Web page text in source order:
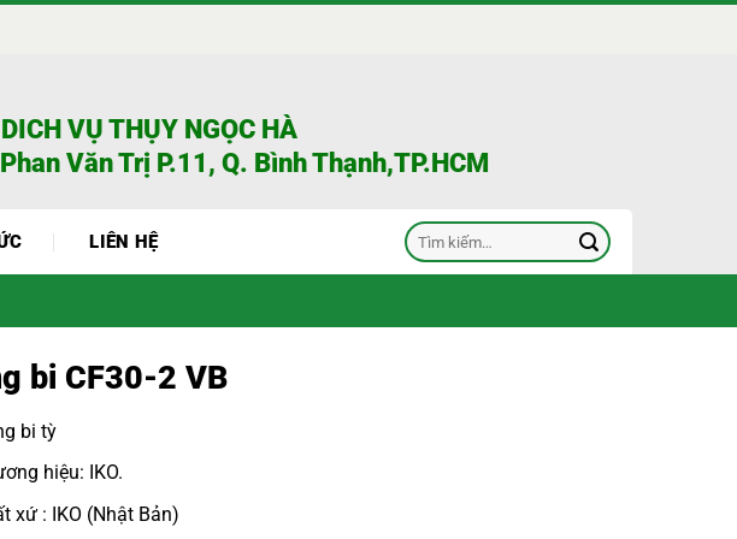
VỤ THỤY NGỌC HÀ
Văn Trị P.11, Q. Bình Thạnh,TP.HCM
LIÊN HỆ
Tìm
kiếm:
bi CF30-2 VB
bi tỳ
hiệu: IKO.
xứ : IKO (Nhật Bản)